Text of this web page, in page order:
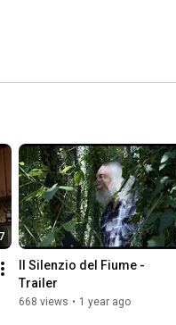
Il Silenzio del Fiume -
Trailer
668 views • 1 year ago